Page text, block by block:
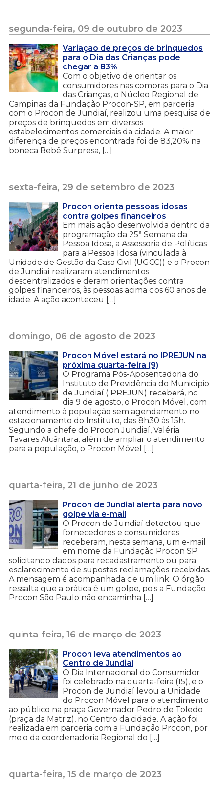
segunda-feira, 09 de outubro de 2023
Variação de preços de brinquedos
para o Dia das Crianças pode
chegar a 83%
Com o objetivo de orientar os
consumidores nas compras para o Dia
das Crianças, o Núcleo Regional de
Campinas da Fundação Procon-SP, em parceria
com o Procon de Jundiaí, realizou uma pesquisa de
preços de brinquedos em diversos
estabelecimentos comerciais da cidade. A maior
diferença de preços encontrada foi de 83,20% na
boneca Bebê Surpresa, […]
sexta-feira, 29 de setembro de 2023
Procon orienta pessoas idosas
contra golpes financeiros
Em mais ação desenvolvida dentro da
programação da 25ª Semana da
Pessoa Idosa, a Assessoria de Políticas
para a Pessoa Idosa (vinculada à
Unidade de Gestão da Casa Civil (UGCC)) e o Procon
de Jundiaí realizaram atendimentos
descentralizados e deram orientações contra
golpes financeiros, às pessoas acima dos 60 anos de
idade. A ação aconteceu […]
domingo, 06 de agosto de 2023
Procon Móvel estará no IPREJUN na
próxima quarta-feira (9)
O Programa Pós-Aposentadoria do
Instituto de Previdência do Município
de Jundiaí (IPREJUN) receberá, no
dia 9 de agosto, o Procon Móvel, com
atendimento à população sem agendamento no
estacionamento do Instituto, das 8h30 às 15h.
Segundo a chefe do Procon Jundiaí, Valéria
Tavares Alcântara, além de ampliar o atendimento
para a população, o Procon Móvel […]
quarta-feira, 21 de junho de 2023
Procon de Jundiaí alerta para novo
golpe via e-mail
O Procon de Jundiaí detectou que
fornecedores e consumidores
receberam, nesta semana, um e-mail
em nome da Fundação Procon SP
solicitando dados para recadastramento ou para
esclarecimento de supostas reclamações recebidas.
A mensagem é acompanhada de um link. O órgão
ressalta que a prática é um golpe, pois a Fundação
Procon São Paulo não encaminha […]
quinta-feira, 16 de março de 2023
Procon leva atendimentos ao
Centro de Jundiaí
O Dia Internacional do Consumidor
foi celebrado na quarta-feira (15), e o
Procon de Jundiaí levou a Unidade
do Procon Móvel para o atendimento
ao público na praça Governador Pedro de Toledo
(praça da Matriz), no Centro da cidade. A ação foi
realizada em parceria com a Fundação Procon, por
meio da coordenadoria Regional do […]
quarta-feira, 15 de março de 2023